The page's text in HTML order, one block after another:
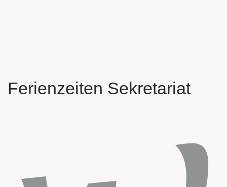
Ferienzeiten Sekretariat